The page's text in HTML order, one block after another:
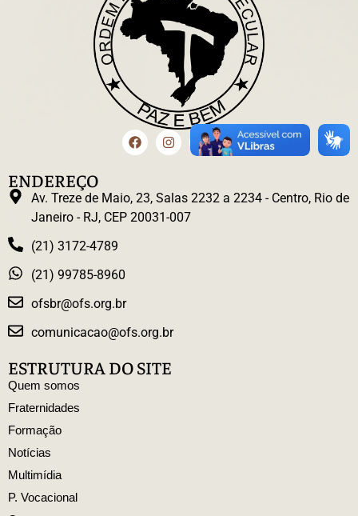
ENDEREÇO
Av. Treze de Maio, 23, Salas 2232 a 2234 - Centro, Rio de
Janeiro - RJ, CEP 20031-007
(21) 3172-4789
(21) 99785-8960
ofsbr@ofs.org.br
comunicacao@ofs.org.br
ESTRUTURA DO SITE
Quem somos
Fraternidades
Formação
Notícias
Multimídia
P. Vocacional